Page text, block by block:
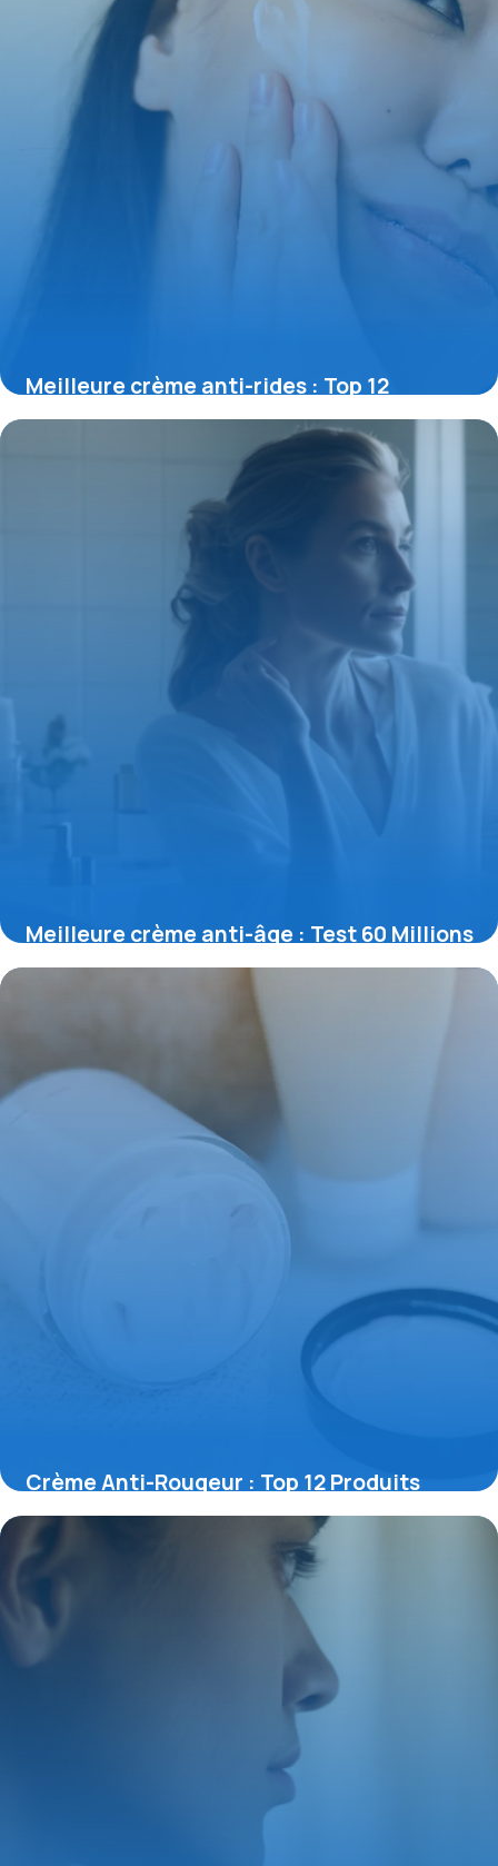
Meilleure crème anti-rides : Top 12
efficaces
Meilleure crème anti-âge : Test 60 Millions
11 mai 2026
Crème Anti-Rougeur : Top 12 Produits
9 mai 2026